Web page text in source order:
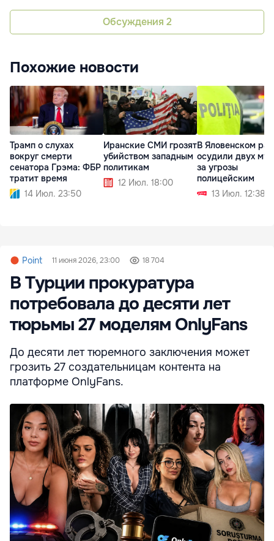
Обсуждения 2
Похожие новости
Трамп о слухах
вокруг смерти
сенатора Грэма: ФБР
тратит время
14 Июл. 23:50
Иранские СМИ грозят
убийством западным
политикам
12 Июл. 18:00
В Яловенском
осудили двух
за угрозы
полицейским
13 Июл. 12:38
Point 11 июня 2026, 23:00 18 704
В Турции прокуратура
потребовала до десяти лет
тюрьмы 27 моделям OnlyFans
До десяти лет тюремного заключения может
грозить 27 создательницам контента на
платформе OnlyFans.